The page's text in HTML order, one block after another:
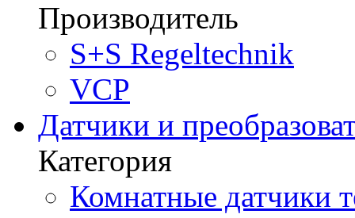
Производитель
S+S Regeltechnik
VCP
Датчики и
Категория
Комнатные датчики